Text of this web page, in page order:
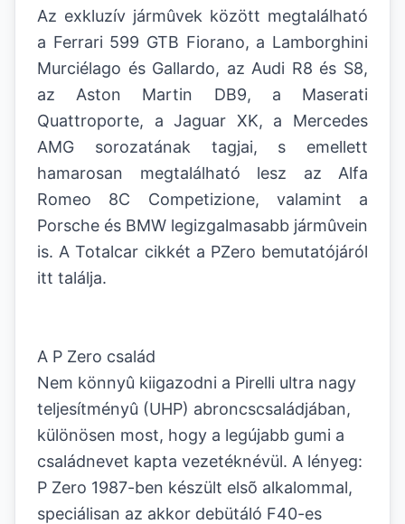
Az exkluzív jármûvek között megtalálható
a Ferrari 599 GTB Fiorano, a Lamborghini
Murciélago és Gallardo, az Audi R8 és S8,
az Aston Martin DB9, a Maserati
Quattroporte, a Jaguar XK, a Mercedes
AMG sorozatának tagjai, s emellett
hamarosan megtalálható lesz az Alfa
Romeo 8C Competizione, valamint a
Porsche és BMW legizgalmasabb jármûvein
is. A Totalcar cikkét a PZero bemutatójáról
itt találja.
A P Zero család
Nem könnyû kiigazodni a Pirelli ultra nagy
teljesítményû (UHP) abroncscsaládjában,
különösen most, hogy a legújabb gumi a
családnevet kapta vezetéknévül. A lényeg:
P Zero 1987-ben készült elsõ alkalommal,
speciálisan az akkor debütáló F40-es